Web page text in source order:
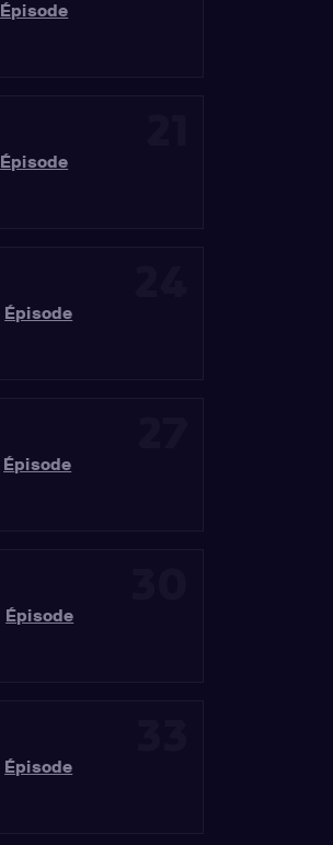
Épisode
Épisode
Épisode
Épisode
Épisode
Épisode